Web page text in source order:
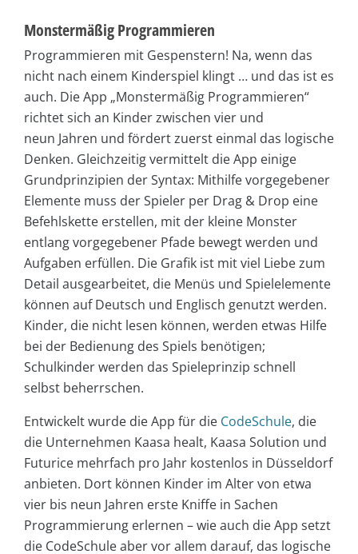
Monstermäßig Programmieren
Programmieren mit Gespenstern! Na, wenn das
nicht nach einem Kinderspiel klingt … und das ist es
auch. Die App „Monstermäßig Programmieren“
richtet sich an Kinder zwischen vier und
neun Jahren und fördert zuerst einmal das logische
Denken. Gleichzeitig vermittelt die App einige
Grundprinzipien der Syntax: Mithilfe vorgegebener
Elemente muss der Spieler per Drag & Drop eine
Befehlskette erstellen, mit der kleine Monster
entlang vorgegebener Pfade bewegt werden und
Aufgaben erfüllen. Die Grafik ist mit viel Liebe zum
Detail ausgearbeitet, die Menüs und Spielelemente
können auf Deutsch und Englisch genutzt werden.
Kinder, die nicht lesen können, werden etwas Hilfe
bei der Bedienung des Spiels benötigen;
Schulkinder werden das Spieleprinzip schnell
selbst beherrschen.
Entwickelt wurde die App für die CodeSchule, die
die Unternehmen Kaasa healt, Kaasa Solution und
Futurice mehrfach pro Jahr kostenlos in Düsseldorf
anbieten. Dort können Kinder im Alter von etwa
vier bis neun Jahren erste Kniffe in Sachen
Programmierung erlernen – wie auch die App setzt
die CodeSchule aber vor allem darauf, das logische